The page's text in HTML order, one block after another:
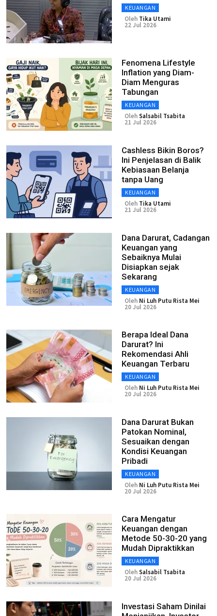
KEUANGAN
Oleh Tika Utami
22 Jul 2026
Fenomena Lifestyle
Inflation yang Diam-
Diam Menguras
Tabungan
KEUANGAN
OlehSalsabil Tsabita
21 Jul 2026
Cashless Bikin Boros?
Ini Penjelasan di Balik
Kebiasaan Belanja
tanpa Uang
KEUANGAN
Oleh Tika Utami
21 Jul 2026
Dana Darurat, Cadangan
Keuangan yang
Sebaiknya Mulai
Disiapkan sejak
Sekarang
KEUANGAN
Oleh Ni Luh Putu Rista Mei
20 Jul 2026
Berapa Ideal Dana
Darurat? Ini
Rekomendasi Ahli
Keuangan Terbaru
KEUANGAN
Oleh Ni Luh Putu Rista Mei
20 Jul 2026
Dana Darurat Bukan
Patokan Nominal,
Sesuaikan dengan
Kondisi Keuangan
Pribadi
KEUANGAN
Oleh Ni Luh Putu Rista Mei
20 Jul 2026
Cara Mengatur
Keuangan dengan
Metode 50-30-20 yang
Mudah Dipraktikkan
KEUANGAN
OlehSalsabil Tsabita
20 Jul 2026
Investasi Saham Dinilai